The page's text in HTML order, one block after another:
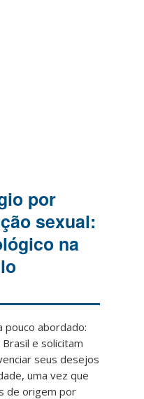
por
sexual:
na
pouco abordado:
e solicitam
seus desejos
uma vez que
de origem por